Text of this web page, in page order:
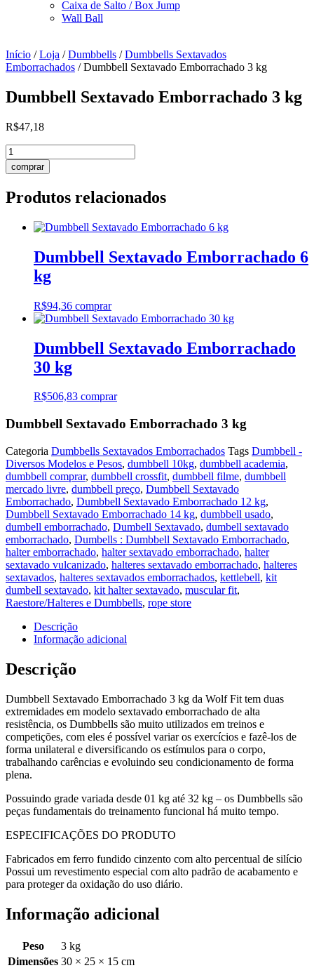
Caixa de Salto / Box Jump
Wall Ball
Início /Loja /Dumbbells /Dumbbells Sextavados
Emborrachados / Dumbbell Sextavado Emborrachado 3 kg
Dumbbell Sextavado Emborrachado 3 kg
R$47,18
Dumbbell
Sextavado
Emborrachado
kg
comprar
Produtos relacionados
Dumbbell Sextavado Emborrachado 6
kg
R$94,36 comprar
Dumbbell Sextavado Emborrachado
30 kg
R$506,83 comprar
Dumbbell Sextavado Emborrachado 3 kg
Categoria Dumbbells Sextavados Emborrachados Tags Dumbbell -
Diversos Modelos e Pesos, dumbbell 10kg, dumbbell academia,
dumbbell comprar, dumbbell crossfit, dumbbell filme, dumbbell
mercado livre, dumbbell preço, Dumbbell Sextavado
Emborrachado, Dumbbell Sextavado Emborrachado 12 kg,
Dumbbell Sextavado Emborrachado 14 kg, dumbbell usado,
dumbell emborrachado, Dumbell Sextavado, dumbell sextavado
emborrachado, Dumbells : Dumbbell Sextavado Emborrachado,
halter emborrachado, halter sextavado emborrachado, halter
sextavado vulcanizado, halteres sextavado emborrachado, halteres
sextavados, halteres sextavados emborrachados, kettlebell, kit
dumbell sextavado, kit halter sextavado, muscular fit,
Raestore/Halteres e Dumbbells, rope store
Descrição
Informação adicional
Descrição
Dumbbell Sextavado Emborrachado 3 kg da Wolf Fit tem duas
extremidades em modelo sextavado emborrachado de alta
resistência, os Dumbbells são muito utilizados em treinos e
competições, com eles é possível variar os exercícios e fazê-los de
forma unilateral e diversificando os estímulos para o corpo,
trabalhando carências e evoluindo seu condicionamento de forma
plena.
Possuindo grade variada desde 01 kg até 32 kg – os Dumbbells são
peças fundamentais do treinamento funcional há muito tempo.
ESPECIFICAÇÕES DO PRODUTO
Fabricados em ferro fundido cinzento com alto percentual de silício
Possui um revestimento especial com alto padrão de acabamento e
para proteger da oxidação do uso diário.
Informação adicional
Peso
3 kg
Dimensões 30 × 25 × 15 cm